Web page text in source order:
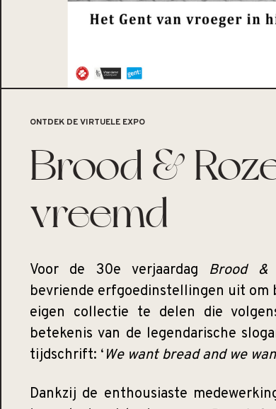
ONTDEK DE VIRTUELE EXPO
Brood &
vreemd
Voor de 30e verjaardag Brood &
bevriende erfgoedinstellingen uit om
eigen collectie te delen die
betekenis van de legendarische
tijdschrift: ‘We want bread and we
Dankzij de enthousiaste